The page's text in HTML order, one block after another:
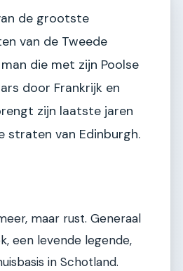
de grootste
van de Tweede
die met zijn Poolse
door Frankrijk en
zijn laatste jaren
straten van Edinburgh.
maar rust. Generaal
een levende legende,
in Schotland.